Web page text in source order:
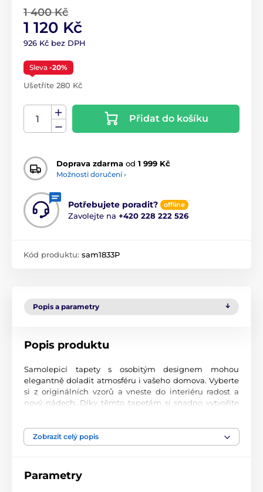
1 400 Kč
1 120 Kč
926 Kč bez DPH
Sleva -20%
Ušetříte 280 Kč
Přidat do košíku
Doprava zdarma od 1 999 Kč
Možnosti doručení ›
Potřebujete poradit? offline
Zavolejte na +420 228 222 526
Kód produktu: sam1833P
Popis a parametry
Popis produktu
Samolepicí tapety s osobitým designem mohou
elegantně doladit atmosféru i vašeho domova. Vyberte
si z originálních vzorů a vneste do interiéru radost a
nový nádech. Díky těmto tapetám si snadno vytvoříte
Precizní tisková kvalita
technologie nanáší potisk na fólii o tloušťce 90 µm.
Zobrazit celý popis
Parametry